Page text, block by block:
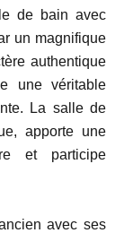
de bain avec
un magnifique
authentique
une véritable
La salle de
apporte une
et participe
avec ses